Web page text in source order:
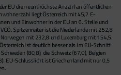
EU die neunthöchste Anzahl an öffentlichen
liegt Österreich mit 45,7 E-
und Einwohner in der EU an 6. Stelle und
Spitzenreiter ist die Niederlande mit 252,8
mit 232,8 und Luxemburg mit 154,5.
ist deutlich besser als im EU-Schnitt
(80,8), die Schweiz (67,0), Belgien
EU-Schlusslicht ist Griechenland mit nur 0,5